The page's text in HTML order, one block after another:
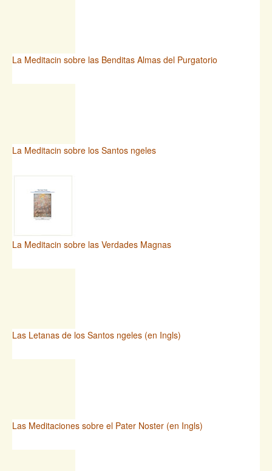
La Meditacin sobre las Benditas Almas del Purgatorio
La Meditacin sobre los Santos ngeles
La Meditacin sobre las Verdades Magnas
Las Letanas de los Santos ngeles (en Ingls)
Las Meditaciones sobre el Pater Noster (en Ingls)